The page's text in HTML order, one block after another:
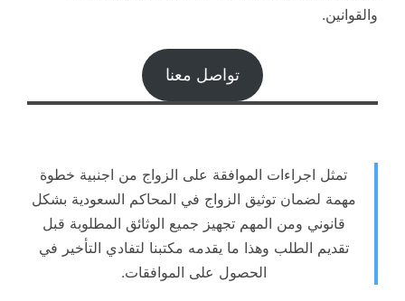
والقوانين.
تواصل معنا
تمثل اجراءات الموافقة على الزواج من اجنبية خطوة
مهمة لضمان توثيق الزواج في المحاكم السعودية بشكل
قانوني ومن المهم تجهيز جميع الوثائق المطلوبة قبل
تقديم الطلب وهذا ما يقدمه مكتبنا لتفادي التأخير في
الحصول على الموافقات.